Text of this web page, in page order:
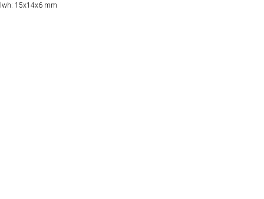
lwh: 15x14x6 mm